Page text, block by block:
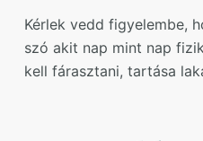
Kérlek vedd figyelembe,
szó akit nap mint nap
kell fárasztani, tartása